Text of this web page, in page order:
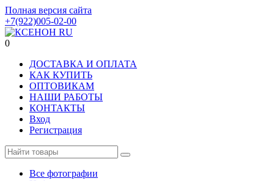
Полная версия сайта
+7(922)005-02-00
0
ДОСТАВКА И ОПЛАТА
КАК КУПИТЬ
ОПТОВИКАМ
НАШИ РАБОТЫ
КОНТАКТЫ
Вход
Регистрация
Все фотографии